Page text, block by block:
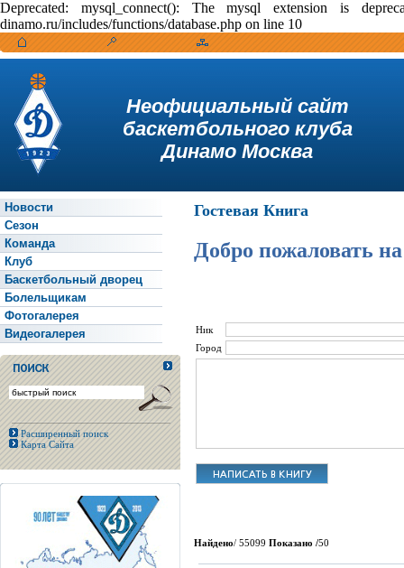
Deprecated: mysql_connect(): The mysql extension is
dinamo.ru/includes/functions/database.php on line 10
Неофициальный сайт
баскетбольного клуба
Динамо Москва
Новости
Сезон
Команда
Клуб
Баскетбольный дворец
Болельщикам
Фотогалерея
Видеогалерея
Расширенный поиск
Карта Сайта
Гостевая Книга
Добро пожаловать
Ник
Город
Найдено/ 55099 Показано /50